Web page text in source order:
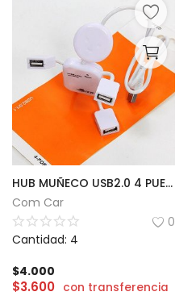
HUB MUÑECO USB2.0 4 PUERTOS
Com Car
0
Cantidad: 4
$4.000
$3.600 con transferencia